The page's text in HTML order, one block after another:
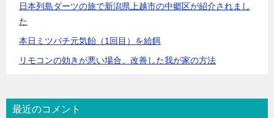
日本列島ダーツの旅で新潟県上越市の中郷区が紹介されまし
た
本日ミツバチ元気飴（1回目）を給餌
リモコンの効きが悪い場合、改善した我が家の方法
最近のコメント